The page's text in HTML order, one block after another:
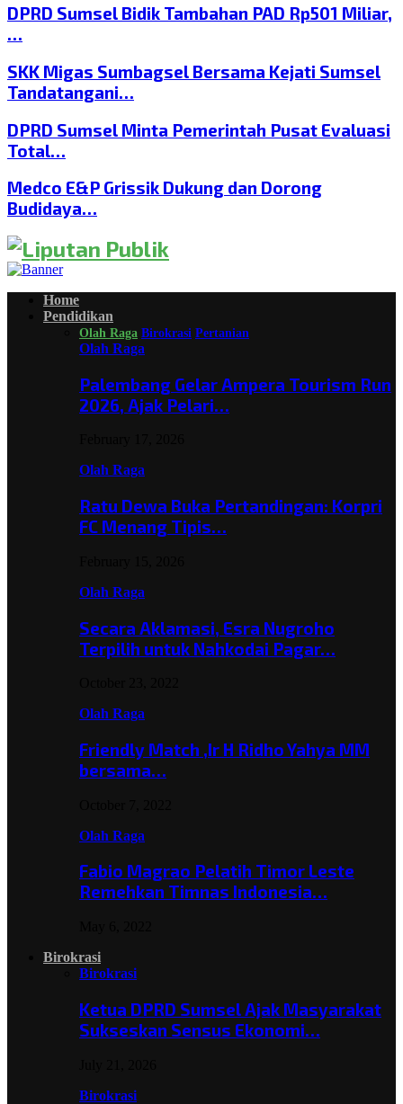
DPRD Sumsel Bidik Tambahan PAD Rp501 Miliar,
…
SKK Migas Sumbagsel Bersama Kejati Sumsel
Tandatangani…
DPRD Sumsel Minta Pemerintah Pusat Evaluasi
Total…
Medco E&P Grissik Dukung dan Dorong
Budidaya…
Home
Pendidikan
Olah Raga Birokrasi Pertanian
Olah Raga
Palembang Gelar Ampera Tourism Run
2026, Ajak Pelari…
Olah Raga
Ratu Dewa Buka Pertandingan: Korpri
FC Menang Tipis…
Olah Raga
Secara Aklamasi, Esra Nugroho
Terpilih untuk Nahkodai Pagar…
Olah Raga
Friendly Match ,Ir H Ridho Yahya MM
bersama…
Olah Raga
Fabio Magrao Pelatih Timor Leste
Remehkan Timnas Indonesia…
Birokrasi
Birokrasi
Ketua DPRD Sumsel Ajak Masyarakat
Sukseskan Sensus Ekonomi…
Birokrasi